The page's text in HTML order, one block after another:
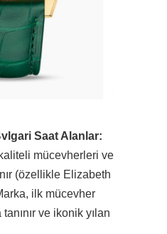
Saat Alanlar:
mücevherleri ve
(özellikle Elizabeth
ilk mücevher
ve ikonik yılan